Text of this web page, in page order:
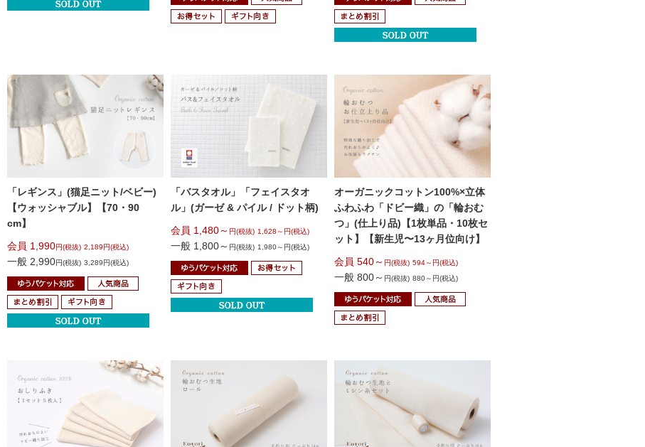
「レギンス」(猫足ニット/ベビー)
【ウォッシャブル】【70・90
cm】
会員 1,990円(税抜) 2,189円(税込)
一般 2,990円(税抜) 3,289円(税込)
「バスタオル」
「フェイスタオ
ル」 (ガーゼ & パイル / ドット柄)
会員 1,480～ 円(税抜) 1,628～円(税込)
一般 1,800～ 円(税抜) 1,980～円(税込)
オーガニックコットン100%×立体
ふわふわ「ドビー織」の 「輪おむ
つ」(仕上り品) 【1枚単品・10枚セ
ット】
【新生児〜13ヶ月位向け】
会員 540～ 円(税抜) 594～円(税込)
一般 800～ 円(税抜) 880～円(税込)